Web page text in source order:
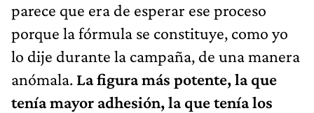
parece que era de esperar ese proceso
porque la fórmula se constituye, como yo
lo dije durante la campaña, de una manera
anómala. La figura más potente, la que
tenía mayor adhesión, la que tenía los